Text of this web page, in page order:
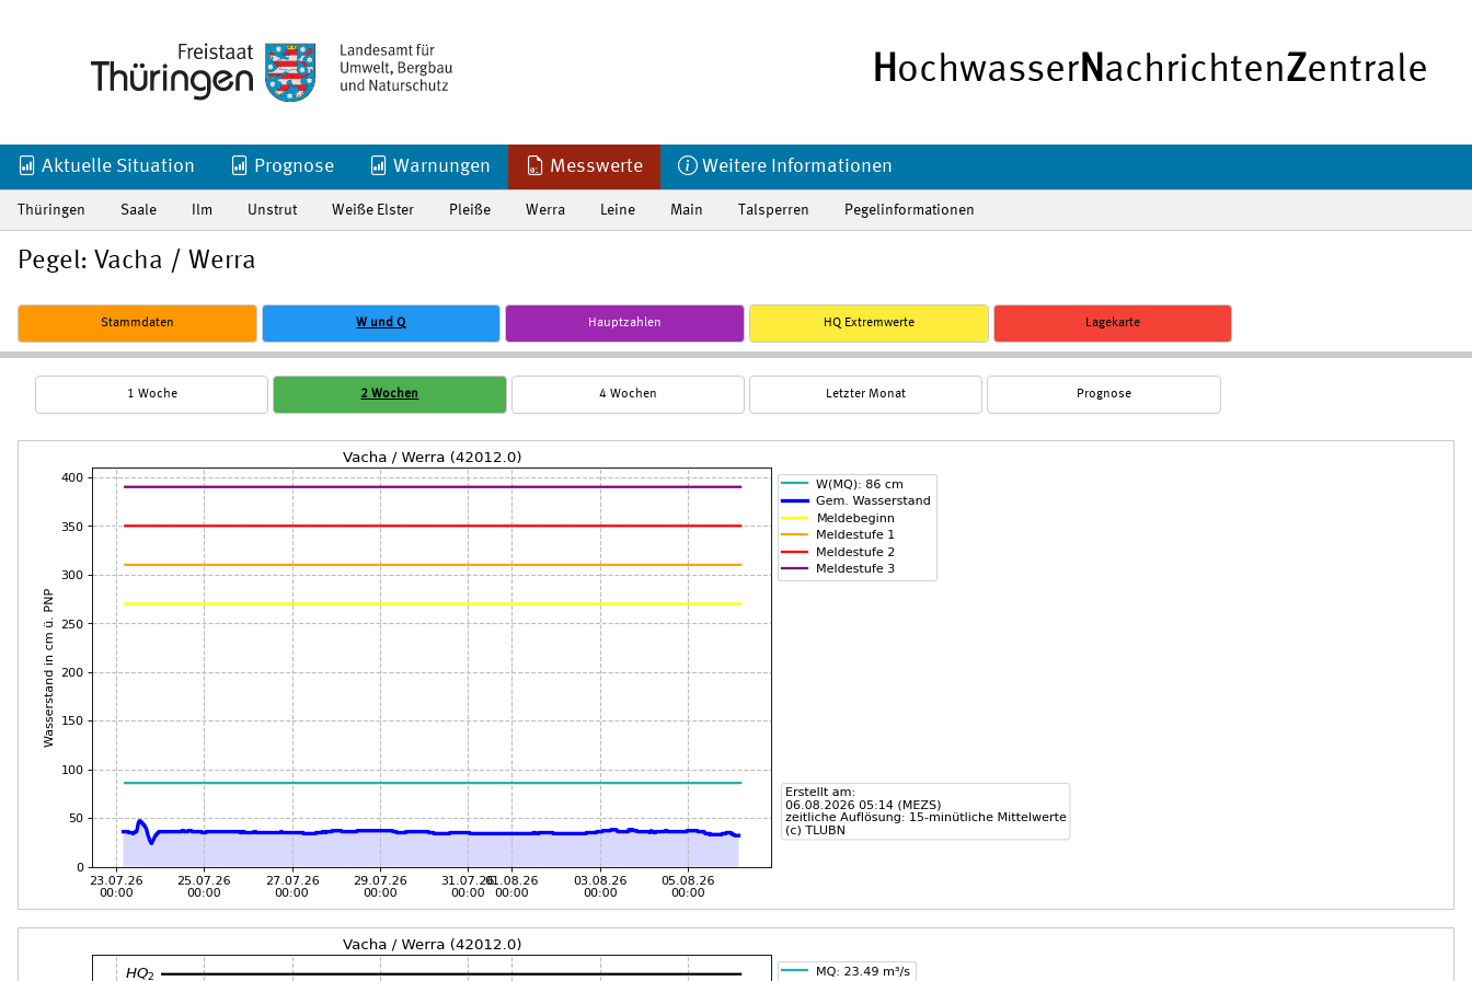
HochwasserNachrichtenZentrale
Aktuelle Situation Prognose Warnungen Messwerte Weitere Informationen
Thüringen Saale Ilm Unstrut Weiße Elster Pleiße Werra Leine Main Talsperren Pegelinformationen
Pegel: Vacha / Werra
Stammdaten W und Q Hauptzahlen HQ Extremwerte Lagekarte
1 Woche 2 Wochen 4 Wochen Letzter Monat Prognose